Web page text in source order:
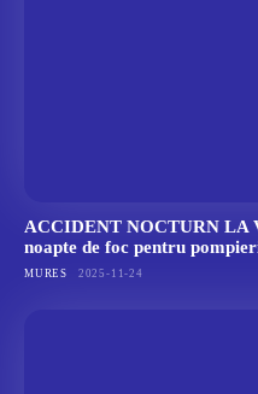
ACCIDENT NOCTURN LA
noapte de foc pentru
MURES 2025-11-24